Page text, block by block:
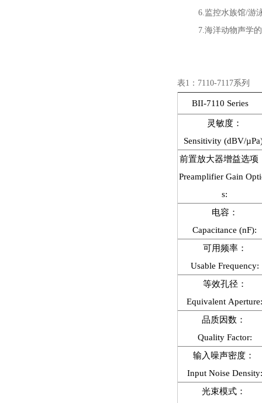
6.监控水族馆/游泳
7.海洋动物声学
表1：7110-7117系列
BII-7110 Series
灵敏度：
Sensitivity (dBV/
前置放大器增益选
Preamplifier Gain
s:
电容：
Capacitance (nF):
可用频率：
Usable Frequency:
等效孔径：
Equivalent Aperture:
品质因数：
Quality Factor:
输入噪声密度：
Input Noise Density:
光束模式：